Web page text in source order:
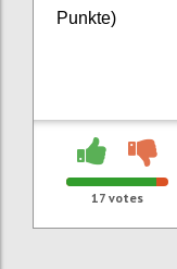
Punkte)
17 votes